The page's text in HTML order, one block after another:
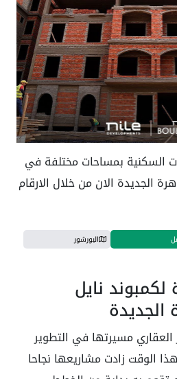
السكنية بمساحات مختلفة في
الجديدة الان من خلال الارقام
البورشور
نايل
الجديدة
العقاري مسيرتها في التطوير
2002 وفي هذا الوقت زادت مشاريعها نجاحا